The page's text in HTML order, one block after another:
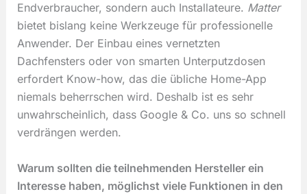
Endverbraucher, sondern auch Installateure. Matter
bietet bislang keine Werkzeuge für professionelle
Anwender. Der Einbau eines vernetzten
Dachfensters oder von smarten Unterputzdosen
erfordert Know-how, das die übliche Home-App
niemals beherrschen wird. Deshalb ist es sehr
unwahrscheinlich, dass Google & Co. uns so schnell
verdrängen werden.
Warum sollten die teilnehmenden Hersteller ein
Interesse haben, möglichst viele Funktionen in den